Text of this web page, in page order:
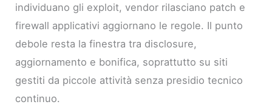
individuano gli exploit, vendor rilasciano patch e
firewall applicativi aggiornano le regole. Il punto
debole resta la finestra tra disclosure,
aggiornamento e bonifica, soprattutto su siti
gestiti da piccole attività senza presidio tecnico
continuo.